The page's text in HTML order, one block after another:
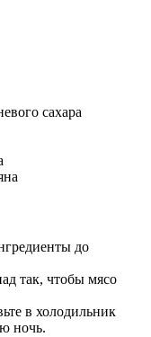
сахара
до
так, чтобы мясо
в холодильник
ночь.